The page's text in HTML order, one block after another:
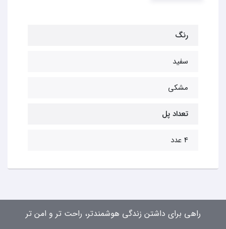
رنگ
سفید
مشکی
تعداد پل
4 عدد
راهی برای داشتن زندگی هوشمندتر، راحت تر و امن تر